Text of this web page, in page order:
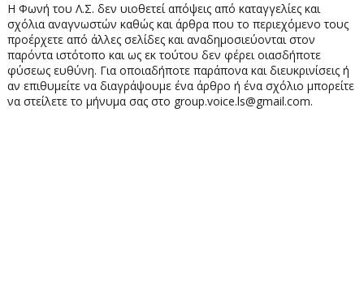
Η Φωνή του Λ.Σ. δεν υιοθετεί απόψεις από καταγγελίες και
σχόλια αναγνωστών καθώς και άρθρα που το περιεχόμενο τους
προέρχετε από άλλες σελίδες και αναδημοσιεύονται στον
παρόντα ιστότοπο και ως εκ τούτου δεν φέρει οιασδήποτε
φύσεως ευθύνη. Για οποιαδήποτε παράπονα και διευκρινίσεις ή
αν επιθυμείτε να διαγράψουμε ένα άρθρο ή ένα σχόλιο μπορείτε
να στείλετε το μήνυμα σας στο group.voice.ls@gmail.com.